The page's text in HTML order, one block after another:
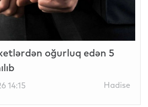
oğurluq edən 5
14:15 Hadise